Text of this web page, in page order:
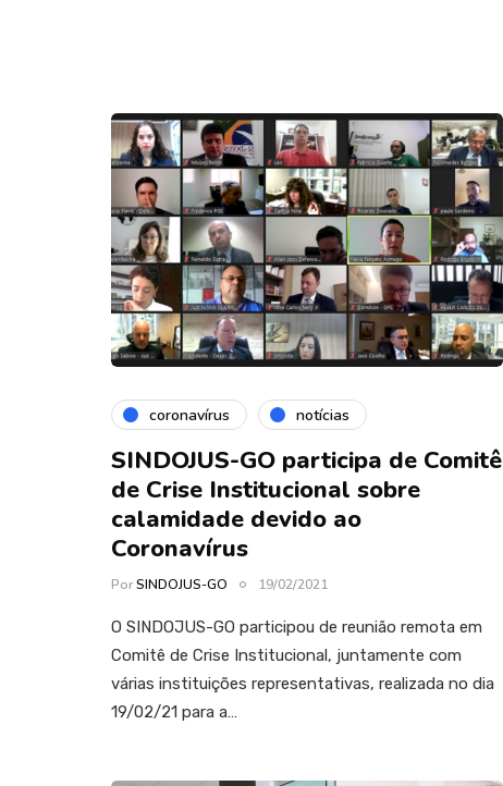
coronavírus notícias
SINDOJUS-GO participa de Comitê
de Crise Institucional sobre
calamidade devido ao
Coronavírus
PorSINDOJUS-GO 19/02/2021
O SINDOJUS-GO participou de reunião remota em
Comitê de Crise Institucional, juntamente com
várias instituições representativas, realizada no dia
19/02/21 para a…